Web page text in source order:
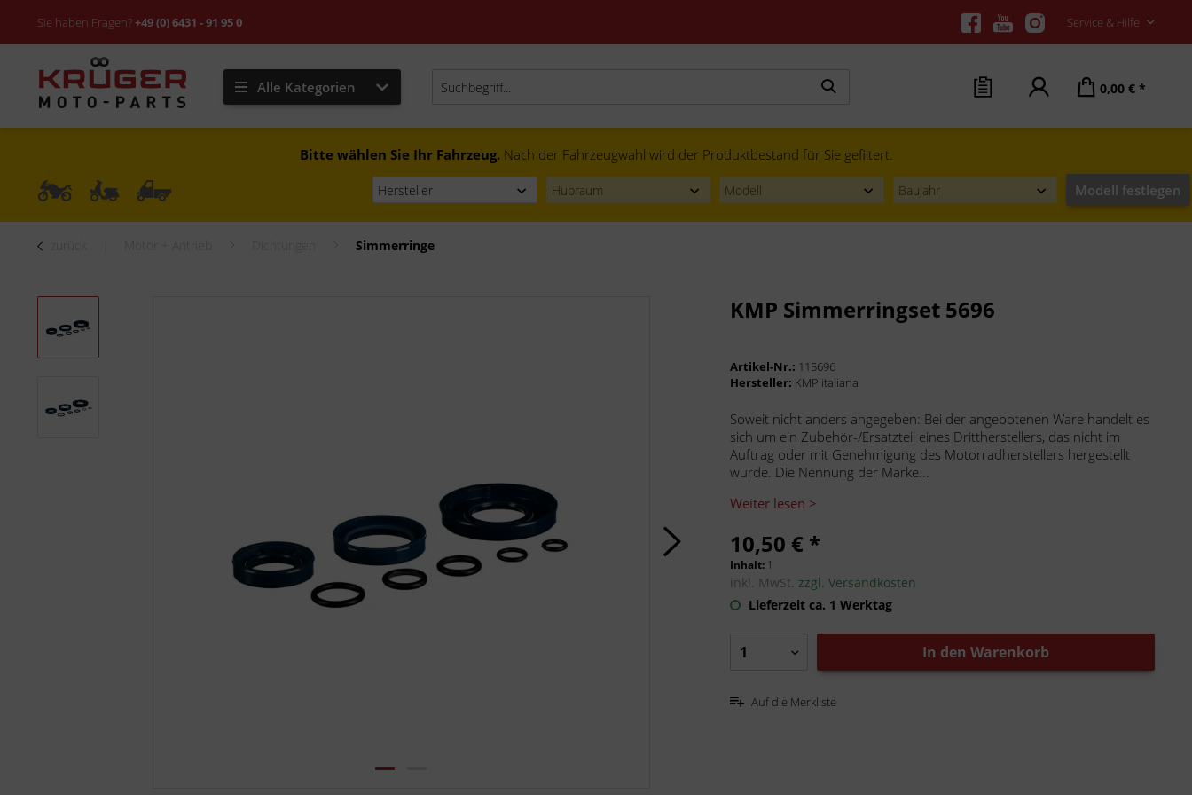
Sie haben Fragen?+49 (0) 6431 - 91 95 0 Service & Hilfe
Alle Kategorien 0,00 € *
Bitte wählen Sie Ihr Fahrzeug. Nach der Fahrzeugwahl wird der Produktbestand für Sie gefiltert.
Modell festlegen
Simmerringe
KMP Simmerringset 5696
Artikel-Nr.: 115696
Hersteller: KMP italiana
Soweit nicht anders angegeben: Bei der angebotenen Ware handelt es
sich um ein Zubehör-/Ersatzteil eines Drittherstellers, das nicht im
Auftrag oder mit Genehmigung des Motorradherstellers hergestellt
wurde. Die Nennung der Marke...
Weiter lesen >
10,50 € *
Inhalt: 1
inkl. MwSt.zzgl. Versandkosten
Lieferzeit ca. 1 Werktag
In den Warenkorb
Auf die Merkliste